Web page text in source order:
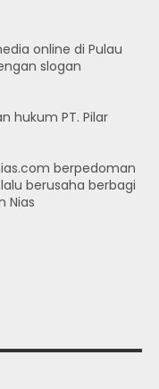
online di Pulau
slogan
hukum PT. Pilar
berpedoman
berusaha berbagi
Nias